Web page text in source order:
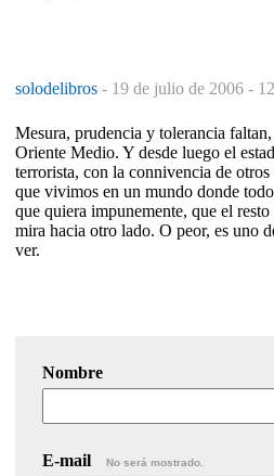
solodelibros - 19 de julio de 2006 -
Mesura, prudencia y tolerancia
Oriente Medio. Y desde luego el
terrorista, con la connivencia de otros
que vivimos en un mundo donde
que quiera impunemente, que el
mira hacia otro lado. O peor, es uno
ver.
Nombre
E-mail No será mostrado.